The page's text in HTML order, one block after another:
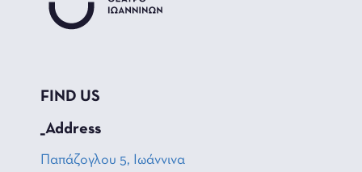
FIND US
_Address
Παπάζογλου 5, Ιωάννινα